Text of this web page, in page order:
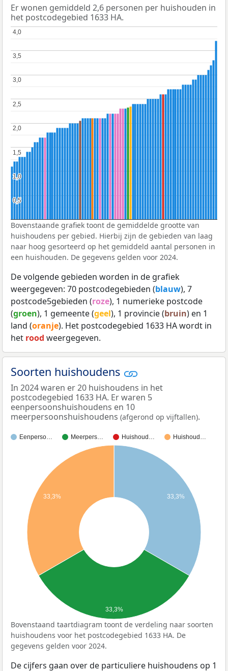
Er wonen gemiddeld 2,6 personen per huishouden in
het postcodegebied 1633 HA.
0,5
0,5
1,0
1,0
1,5
1,5
2,0
2,0
2,5
2,5
3,0
3,0
3,5
3,5
4,0
4,0
Bovenstaande grafiek toont de gemiddelde grootte van
huishoudens per gebied. Hierbij zijn de gebieden van laag
naar hoog gesorteerd op het gemiddeld aantal personen in
een huishouden. De gegevens gelden voor 2024.
De volgende gebieden worden in de grafiek
weergegeven: 70 postcodegebieden (blauw), 7
postcode5gebieden (roze), 1 numerieke postcode
(groen), 1 gemeente (geel), 1 provincie (bruin) en 1
land (oranje). Het postcodegebied 1633 HA wordt in
het rood weergegeven.
Soorten huishoudens
In 2024 waren er 20 huishoudens in het
postcodegebied 1633 HA. Er waren 5
eenpersoonshuishoudens en 10
meerpersoonshuishoudens (afgerond op vijftallen).
Eenperso… Meerpers… Huishoud… Huishoud…
33,3%
33,3%
33,3%
Bovenstaand taartdiagram toont de verdeling naar soorten
huishoudens voor het postcodegebied 1633 HA. De
gegevens gelden voor 2024.
De cijfers gaan over de particuliere huishoudens op 1